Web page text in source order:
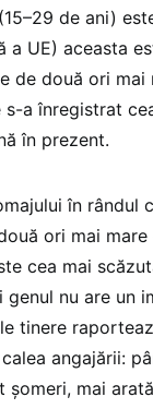
de ani)
a UE) aceasta
de două ori
a înregistrat
în prezent.
în rândul
ori mai
cea mai
genul nu are un
tinere
angajării:
șomeri, mai